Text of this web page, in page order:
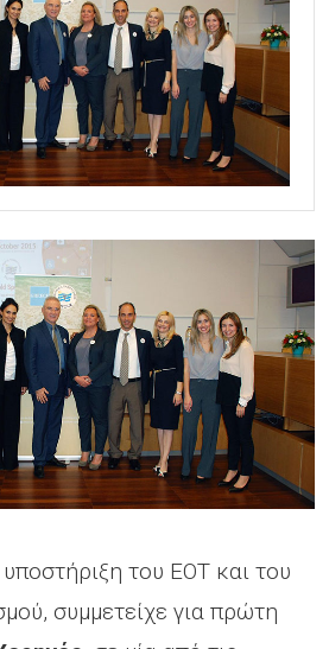
του ΕΟΤ και του
συμμετείχε για πρώτη